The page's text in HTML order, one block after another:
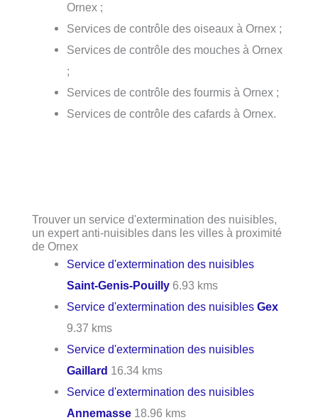
Ornex ;
Services de contrôle des oiseaux à Ornex ;
Services de contrôle des mouches à Ornex
;
Services de contrôle des fourmis à Ornex ;
Services de contrôle des cafards à Ornex.
Trouver un service d'extermination des nuisibles,
un expert anti-nuisibles dans les villes à proximité
de Ornex
Service d'extermination des nuisibles
Saint-Genis-Pouilly 6.93 kms
Service d'extermination des nuisiblesGex
9.37 kms
Service d'extermination des nuisibles
Gaillard 16.34 kms
Service d'extermination des nuisibles
Annemasse 18.96 kms